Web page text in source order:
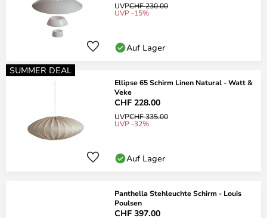
UVPCHF 230.00
UVP -15%
Auf Lager
SUMMER DEAL
Ellipse 65 Schirm Linen Natural - Watt &
Veke
CHF 228.00
UVPCHF 335.00
UVP -32%
Auf Lager
Panthella Stehleuchte Schirm - Louis
Poulsen
CHF 397.00